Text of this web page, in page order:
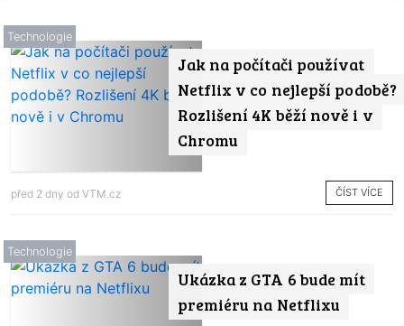
Jak na počítači používat
Netflix v co nejlepší podobě?
Rozlišení 4K běží nově i v
Chromu
Technologie
před 2 dny od VTM.cz ČÍST VÍCE
Ukázka z GTA 6 bude mít
premiéru na Netflixu
Technologie